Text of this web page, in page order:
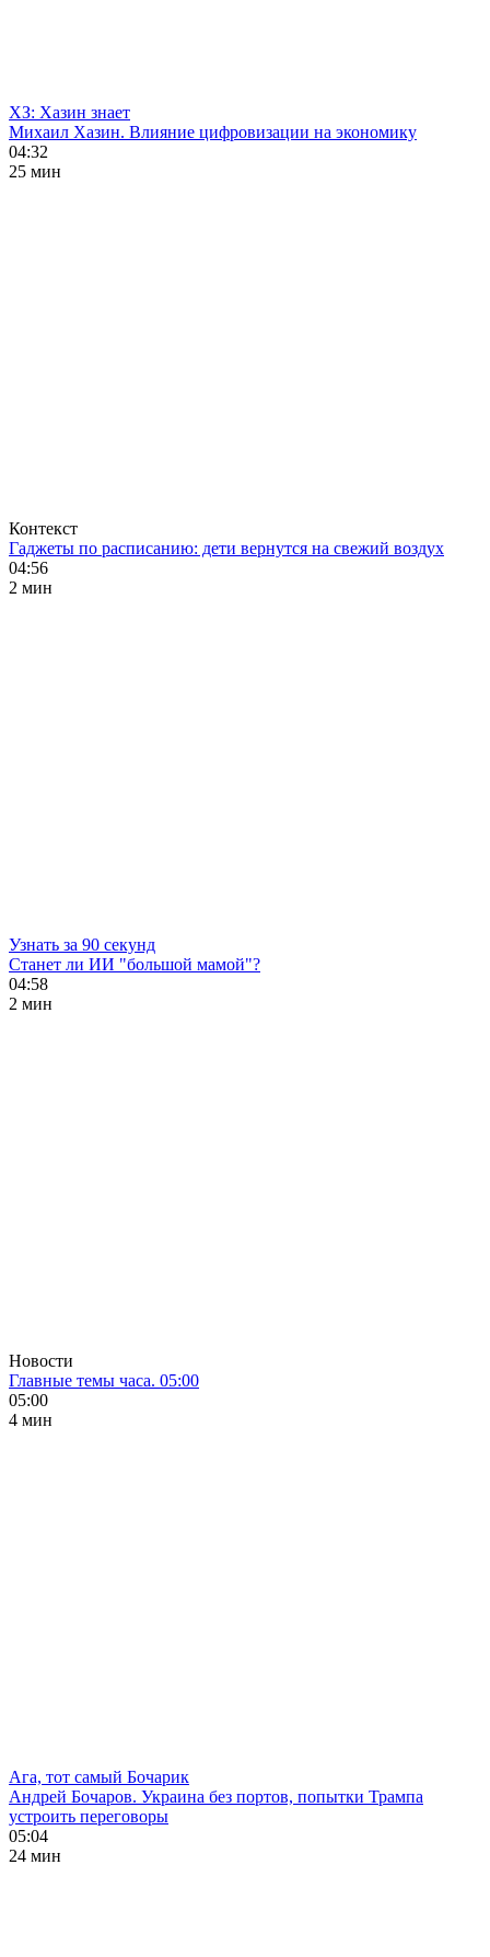
ХЗ: Хазин знает
Михаил Хазин. Влияние цифровизации на экономику
04:32
25 мин
Контекст
Гаджеты по расписанию: дети вернутся на свежий воздух
04:56
2 мин
Узнать за 90 секунд
Станет ли ИИ "большой мамой"?
04:58
2 мин
Новости
Главные темы часа. 05:00
05:00
4 мин
Ага, тот самый Бочарик
Андрей Бочаров. Украина без портов, попытки Трампа
устроить переговоры
05:04
24 мин